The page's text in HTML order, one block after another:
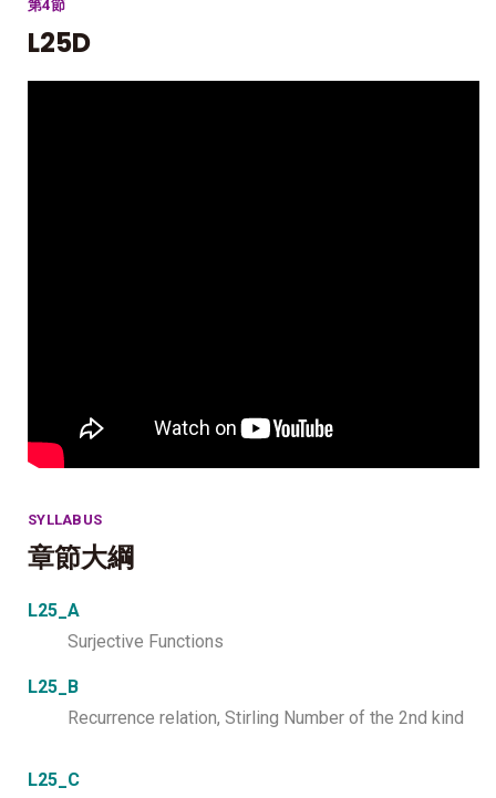
第4節
L25D
SYLLABUS
章節大綱
L25_A
Surjective Functions
L25_B
Recurrence relation, Stirling Number of the 2nd kind
L25_C